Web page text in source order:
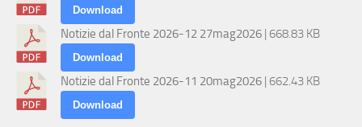
Download
Notizie dal Fronte 2026-12 27mag2026 | 668.83 KB
Download
Notizie dal Fronte 2026-11 20mag2026 | 662.43 KB
Download